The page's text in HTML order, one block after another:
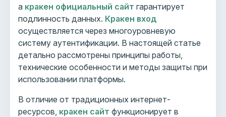
а кракен официальный сайт гарантирует
подлинность данных. Кракен вход
осуществляется через многоуровневую
систему аутентификации. В настоящей статье
детально рассмотрены принципы работы,
технические особенности и методы защиты при
использовании платформы.
В отличие от традиционных интернет-
ресурсов, кракен сайт функционирует в